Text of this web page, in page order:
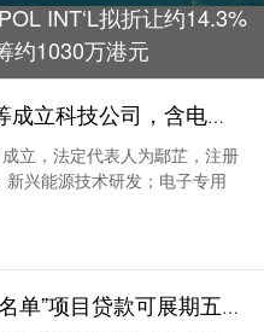
INT‘L拟折让约14.3%
约1030万港元
司，含电池零配件生产业务
立，法定代表人为鄢芷，注册
兴能源技术研发；电子专用
款可展期五年 “执行细则”未明确